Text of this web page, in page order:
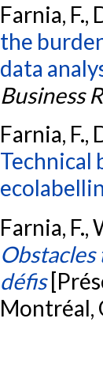
Farnia,
the
data
Business
Farnia, F.,
Technical
Farnia, F.,
défis
Montréal,